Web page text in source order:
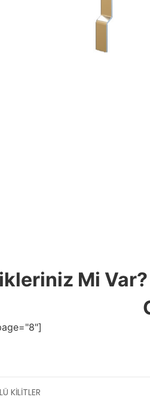
Mi Var?
KİLİTLER